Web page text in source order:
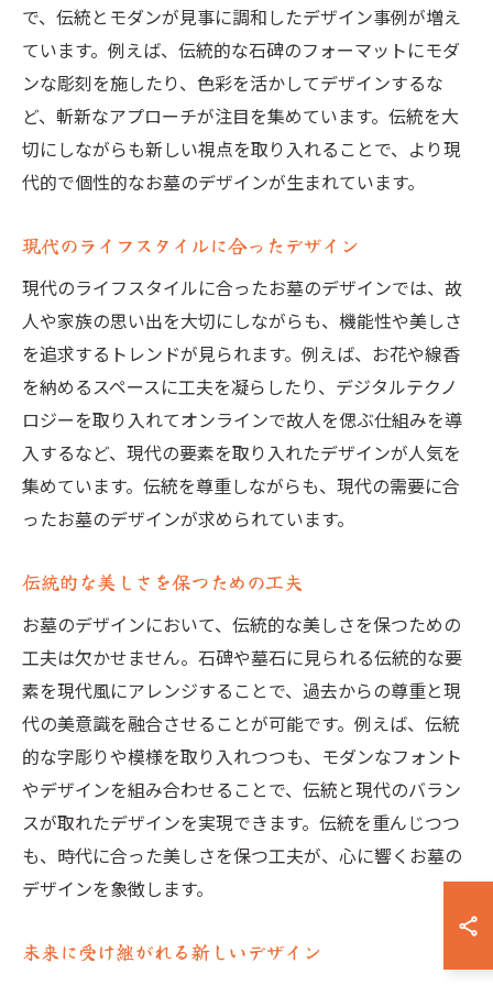
で、伝統とモダンが見事に調和したデザイン事例が増え
ています。例えば、伝統的な石碑のフォーマットにモダ
ンな彫刻を施したり、色彩を活かしてデザインするな
ど、斬新なアプローチが注目を集めています。伝統を大
切にしながらも新しい視点を取り入れることで、より現
代的で個性的なお墓のデザインが生まれています。
現代のライフスタイルに合ったデザイン
現代のライフスタイルに合ったお墓のデザインでは、故
人や家族の思い出を大切にしながらも、機能性や美しさ
を追求するトレンドが見られます。例えば、お花や線香
を納めるスペースに工夫を凝らしたり、デジタルテクノ
ロジーを取り入れてオンラインで故人を偲ぶ仕組みを導
入するなど、現代の要素を取り入れたデザインが人気を
集めています。伝統を尊重しながらも、現代の需要に合
ったお墓のデザインが求められています。
伝統的な美しさを保つための工夫
お墓のデザインにおいて、伝統的な美しさを保つための
工夫は欠かせません。石碑や墓石に見られる伝統的な要
素を現代風にアレンジすることで、過去からの尊重と現
代の美意識を融合させることが可能です。例えば、伝統
的な字彫りや模様を取り入れつつも、モダンなフォント
やデザインを組み合わせることで、伝統と現代のバラン
スが取れたデザインを実現できます。伝統を重んじつつ
も、時代に合った美しさを保つ工夫が、心に響くお墓の
デザインを象徴します。
未来に受け継がれる新しいデザイン